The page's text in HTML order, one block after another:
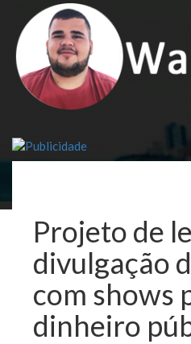
content
Projeto de
divulgação
com shows
dinheiro